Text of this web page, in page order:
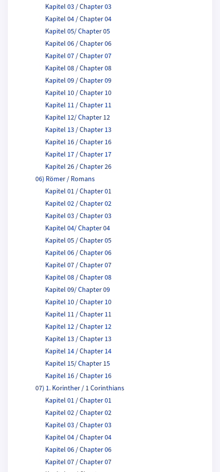
Kapitel 03 / Chapter 03
Kapitel 04 / Chapter 04
Kapitel 05/ Chapter 05
Kapitel 06 / Chapter 06
Kapitel 07 / Chapter 07
Kapitel 08 / Chapter 08
Kapitel 09 / Chapter 09
Kapitel 10 / Chapter 10
Kapitel 11 / Chapter 11
Kapitel 12/ Chapter 12
Kapitel 13 / Chapter 13
Kapitel 16 / Chapter 16
Kapitel 17 / Chapter 17
Kapitel 26 / Chapter 26
06) Römer / Romans
Kapitel 01 / Chapter 01
Kapitel 02 / Chapter 02
Kapitel 03 / Chapter 03
Kapitel 04/ Chapter 04
Kapitel 05 / Chapter 05
Kapitel 06 / Chapter 06
Kapitel 07 / Chapter 07
Kapitel 08 / Chapter 08
Kapitel 09/ Chapter 09
Kapitel 10 / Chapter 10
Kapitel 11 / Chapter 11
Kapitel 12 / Chapter 12
Kapitel 13 / Chapter 13
Kapitel 14 / Chapter 14
Kapitel 15/ Chapter 15
Kapitel 16 / Chapter 16
07) 1. Korinther / 1 Corinthians
Kapitel 01 / Chapter 01
Kapitel 02 / Chapter 02
Kapitel 03 / Chapter 03
Kapitel 04 / Chapter 04
Kapitel 06 / Chapter 06
Kapitel 07 / Chapter 07